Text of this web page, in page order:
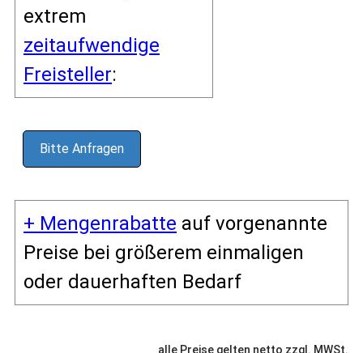
extrem
zeitaufwendige
Freisteller:
Bitte Anfragen
+ Mengenrabatte auf vorgenannte
Preise bei größerem einmaligen
oder dauerhaften Bedarf
alle Preise gelten netto zzgl. MWSt.